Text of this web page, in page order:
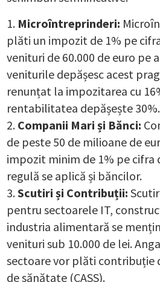
Microîntreprinderi:
plăti un impozit de 1% pe
venituri de 60.000 de euro pe
veniturile depășesc acest
renunțat la impozitarea cu
rentabilitatea depășește 30%.
Companii Mari și Bănci:
de peste 50 de milioane de
impozit minim de 1% pe cifra
regulă se aplică și băncilor.
Scutiri și Contribuții:
pentru sectoarele IT,
industria alimentară se
venituri sub 10.000 de lei.
sectoare vor plăti contribuție
de sănătate (CASS).